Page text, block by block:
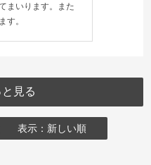
まいります。また
す。
と見る
表示：新しい順